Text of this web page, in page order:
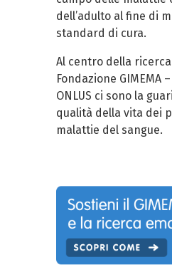
dell’adulto al fine di
standard di cura.
Al centro della
Fondazione GIMEMA
ONLUS ci sono la
qualità della vita dei
malattie del sangue.